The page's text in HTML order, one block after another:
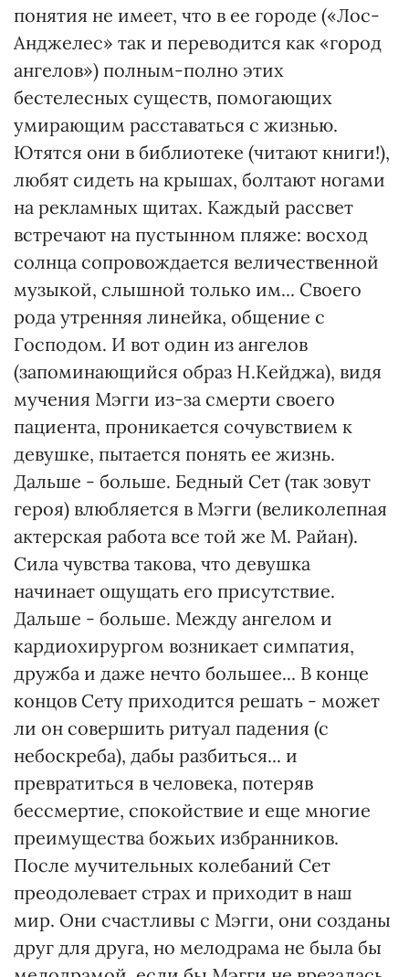
понятия не имеет, что в ее городе («Лос-
Анджелес» так и переводится как «город
ангелов») полным-полно этих
бестелесных существ, помогающих
умирающим расставаться с жизнью.
Ютятся они в библиотеке (читают книги!),
любят сидеть на крышах, болтают ногами
на рекламных щитах. Каждый рассвет
встречают на пустынном пляже: восход
солнца сопровождается величественной
музыкой, слышной только им... Своего
рода утренняя линейка, общение с
Господом. И вот один из ангелов
(запоминающийся образ Н.Кейджа), видя
мучения Мэгги из-за смерти своего
пациента, проникается сочувствием к
девушке, пытается понять ее жизнь.
Дальше - больше. Бедный Сет (так зовут
героя) влюбляется в Мэгги (великолепная
актерская работа все той же М. Райан).
Сила чувства такова, что девушка
начинает ощущать его присутствие.
Дальше - больше. Между ангелом и
кардиохирургом возникает симпатия,
дружба и даже нечто большее... В конце
концов Сету приходится решать - может
ли он совершить ритуал падения (с
небоскреба), дабы разбиться... и
превратиться в человека, потеряв
бессмертие, спокойствие и еще многие
преимущества божьих избранников.
После мучительных колебаний Сет
преодолевает страх и приходит в наш
мир. Они счастливы с Мэгги, они созданы
друг для друга, но мелодрама не была бы